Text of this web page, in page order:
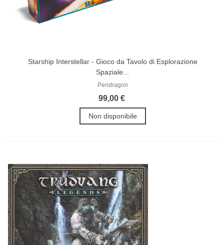
Starship Interstellar - Gioco da Tavolo di Esplorazione
Spaziale...
Pendragon
99,00 €
Non disponibile